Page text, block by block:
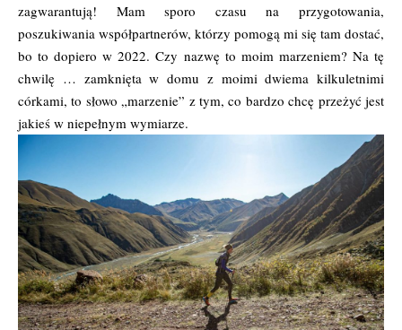
zagwarantują! Mam sporo czasu na przygotowania,
poszukiwania współpartnerów, którzy pomogą mi się tam dostać,
bo to dopiero w 2022. Czy nazwę to moim marzeniem? Na tę
chwilę … zamknięta w domu z moimi dwiema kilkuletnimi
córkami, to słowo „marzenie” z tym, co bardzo chcę przeżyć jest
jakieś w niepełnym wymiarze.